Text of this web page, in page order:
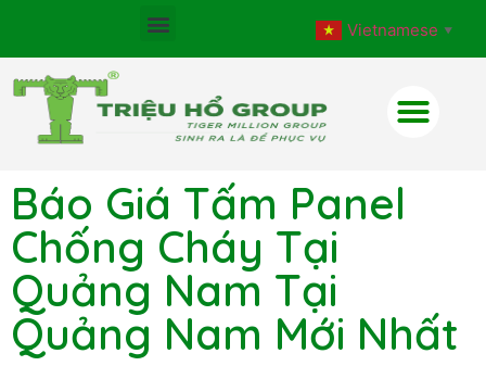
Vietnamese ▼
Báo Giá Tấm Panel
Chống Cháy Tại
Quảng Nam Tại
Quảng Nam Mới Nhất